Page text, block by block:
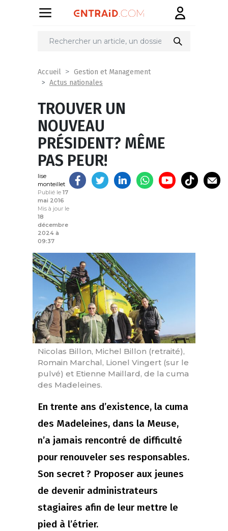
Partager
Accueil
Gestion et Management
Actus nationales
TROUVER UN
NOUVEAU
PRÉSIDENT? MÊME
PAS PEUR!
lise
monteillet
Publié le 17
mai 2016
Mis à jour le
18
décembre
2024 à
09:37
Nicolas Billon, Michel Billon (retraité),
Romain Marchal, Lionel Vingert (sur le
pulvé) et Etienne Maillard, de la cuma
des Madeleines.
En trente ans d’existence, la cuma
des Madeleines, dans la Meuse,
n’a jamais rencontré de difficulté
pour renouveler ses responsables.
Son secret ? Proposer aux jeunes
de devenir administrateurs
stagiaires afin de leur mettre le
pied à l’étrier.